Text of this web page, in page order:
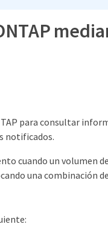
para consultar
notificados.
cuando un volumen
una combinación de